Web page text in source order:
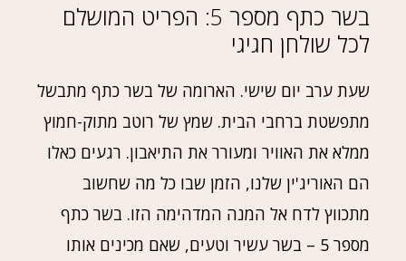
בשר כתף מספר 5: הפריט המושלם
לכל שולחן חגיגי
שעת ערב יום שישי. הארומה של בשר כתף מתבשל
מתפשטת ברחבי הבית. שמץ של רוטב מתוק-חמוץ
ממלא את האוויר ומעורר את התיאבון. רגעים כאלו
הם האוריג'ין שלנו, הזמן שבו כל מה שחשוב
מתכווץ לדח אל המנה המדהימה הזו. בשר כתף
מספר 5 – בשר עשיר וטעים, שאם מכינים אותו